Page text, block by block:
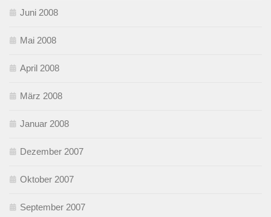
Juni 2008
Mai 2008
April 2008
März 2008
Januar 2008
Dezember 2007
Oktober 2007
September 2007